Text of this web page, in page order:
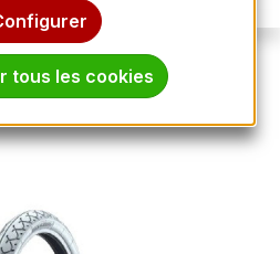
- 18 M/C TL 56H K65
tous les cookies